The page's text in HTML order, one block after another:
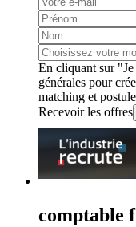
En cliquant sur
générales pour
matching et
Recevoir les offres
comptable